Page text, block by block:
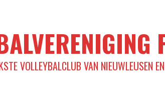
VOLLEYBALCLUB VAN NIEUWLEUSEN